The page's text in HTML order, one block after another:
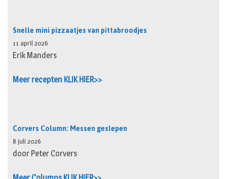
Snelle mini pizzaatjes van pittabroodjes
11 april 2026
Erik Manders
Meer recepten KLIK HIER>>
Corvers Column: Messen geslepen
8 juli 2026
door Peter Corvers